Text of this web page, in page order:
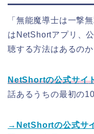
「無能魔導士は一撃
はNetShortアプリ、
聴する方法はあるの
NetShortの公式サイ
話あるうちの最初の
→NetShortの公式サ